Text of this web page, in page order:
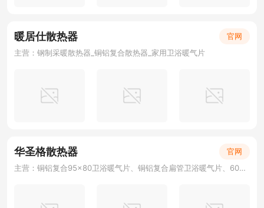
暖居仕散热器
官网
主营：钢制采暖散热器_铜铝复合散热器_家用卫浴暖气片
华圣格散热器
官网
主营：铜铝复合95×80卫浴暖气片、铜铝复合扁管卫浴暖气片、60平卫浴暖气片、钢制置物架暖气片、电热毛巾架、卫浴散热器、小背篓散热器